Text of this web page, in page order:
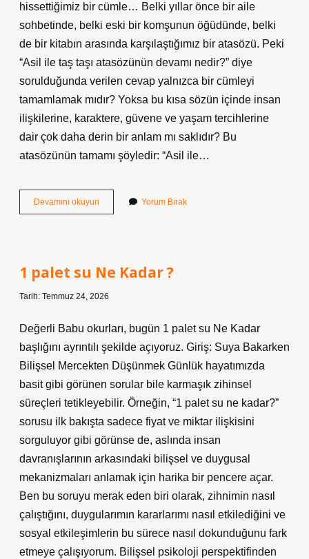
hissettiğimiz bir cümle… Belki yıllar önce bir aile
sohbetinde, belki eski bir komşunun öğüdünde, belki
de bir kitabın arasında karşılaştığımız bir atasözü. Peki
“Asil ile taş taşı atasözünün devamı nedir?” diye
sorulduğunda verilen cevap yalnızca bir cümleyi
tamamlamak mıdır? Yoksa bu kısa sözün içinde insan
ilişkilerine, karaktere, güvene ve yaşam tercihlerine
dair çok daha derin bir anlam mı saklıdır? Bu
atasözünün tamamı şöyledir: “Asil ile…
Devamını okuyun
ile
nedir
Yorum Bırak
1 palet su Ne Kadar ?
Tarih: Temmuz 24, 2026
Değerli Babu okurları, bugün 1 palet su Ne Kadar
başlığını ayrıntılı şekilde açıyoruz. Giriş: Suya Bakarken
Bilişsel Mercekten Düşünmek Günlük hayatımızda
basit gibi görünen sorular bile karmaşık zihinsel
süreçleri tetikleyebilir. Örneğin, “1 palet su ne kadar?”
sorusu ilk bakışta sadece fiyat ve miktar ilişkisini
sorguluyor gibi görünse de, aslında insan
davranışlarının arkasındaki bilişsel ve duygusal
mekanizmaları anlamak için harika bir pencere açar.
Ben bu soruyu merak eden biri olarak, zihnimin nasıl
çalıştığını, duygularımın kararlarımı nasıl etkilediğini ve
sosyal etkileşimlerin bu sürece nasıl dokunduğunu fark
etmeye çalışıyorum. Bilişsel psikoloji perspektifinden